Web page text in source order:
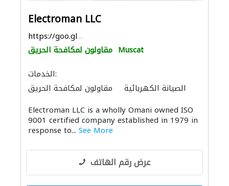
Electroman LLC
https://goo.gl/maps/R2rKpihUctS152zn9
مقاولون لمكافحة الحريق Muscat
الخدمات:
مقاولون لمكافحة الحريق
الصيانة الكهربائية
توصيل الكابلات وتركيب الشبكات
Electroman LLC is a wholly Omani owned ISO
9001 certified company established in 1979 in
response to... See More
عرض رقم الهاتف